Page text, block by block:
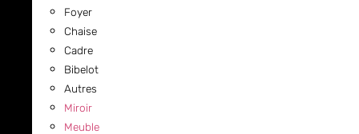
Foyer
Chaise
Cadre
Bibelot
Autres
Miroir
Meuble